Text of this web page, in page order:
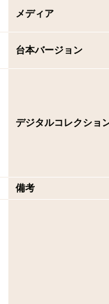
メディア
台本バージョン
デジタルコレクショ
備考